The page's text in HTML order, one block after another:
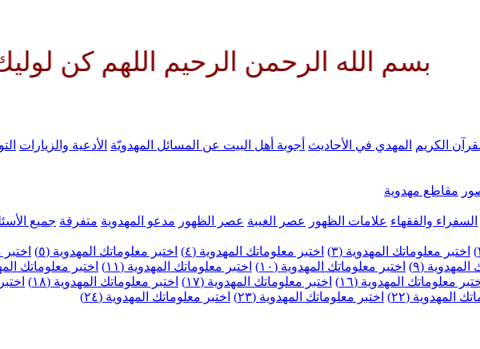
الرحمن الرحيم اللهم كن لوليك الحجة
الكريم المهدي في الأحاديث أجوبة أهل البيت عن المسائل المهدويّة الأدعية والزيارات
مقاطع مهدوية
السفراء والفقهاء علامات الظهور عصر الغيبة عصر الظهور مدعو المهدوية متفرقة جميع
اختبر معلوماتك المهدوية (٣) اختبر معلوماتك المهدوية (٤) اختبر معلوماتك المهدوية (٥)
المهدوية (٩) اختبر معلوماتك المهدوية (١٠) اختبر معلوماتك المهدوية (١١) اختبر معلوماتك
معلوماتك المهدوية (١٦) اختبر معلوماتك المهدوية (١٧) اختبر معلوماتك المهدوية (١٨)
المهدوية (٢٢) اختبر معلوماتك المهدوية (٢٣)
اختبر معلوماتك المهدوية (٢٤)